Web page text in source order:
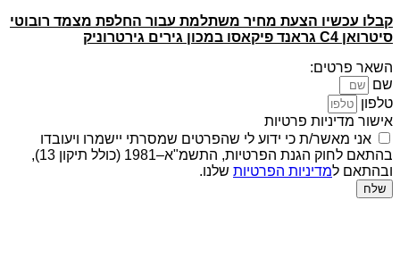
קבלו עכשיו הצעת מחיר משתלמת עבור החלפת מצמד רובוטי
סיטרואן C4 גראנד פיקאסו במכון גירים גירטרוניק
השאר פרטים:
שם
טלפון
אישור מדיניות פרטיות
אני מאשר/ת כי ידוע לי שהפרטים שמסרתי יישמרו ויעובדו
בהתאם לחוק הגנת הפרטיות, התשמ"א–1981 (כולל תיקון 13),
ובהתאם למדיניות הפרטיות שלנו.
שלח